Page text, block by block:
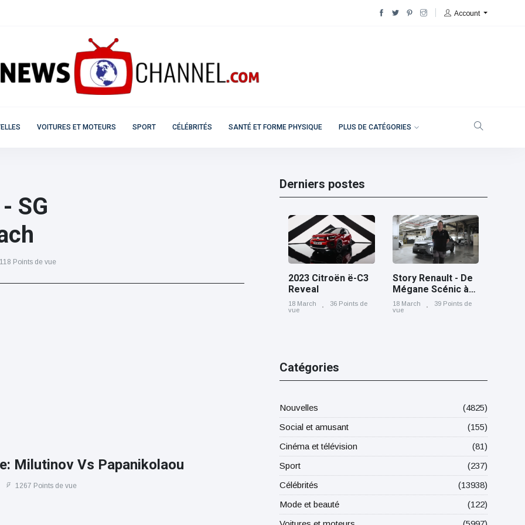
Account
VOITURES ET MOTEURS SPORT CÉLÉBRITÉS SANTÉ ET FORME PHYSIQUE PLUS DE CATÉGORIES
SG
118 Points de vue
Milutinov Vs Papanikolaou
1267 Points de vue
Derniers postes
2023 Citroën ë-C3
Reveal
18 March
36 Points de
vue
Story Renault - De
Mégane Scénic à
Scénic E-Tech
electric, cinq
18 March
39 Points de
vue
Catégories
Nouvelles
(4825)
Social et amusant
(155)
Cinéma et télévision
(81)
Sport
(237)
Célébrités
(13938)
Mode et beauté
(122)